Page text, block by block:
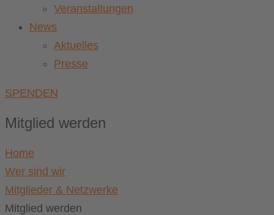
Veranstaltungen
News
Aktuelles
Presse
SPENDEN
Mitglied werden
Home
Wer sind wir
Mitglieder & Netzwerke
Mitglied werden